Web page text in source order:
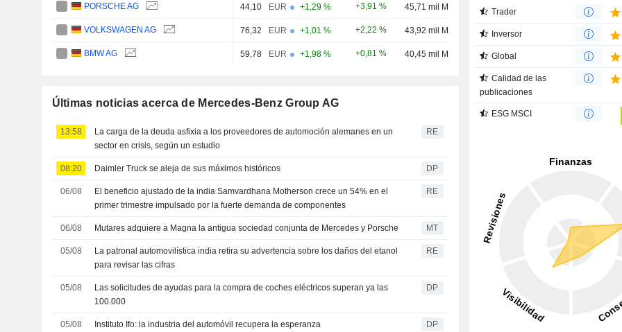
PORSCHE AG 44,10 EUR +1,29 % +3,91 % 45,71 mil M
VOLKSWAGEN AG 76,32 EUR +1,01 % +2,22 % 43,92 mil M
BMW AG 59,78 EUR +1,98 % +0,81 % 40,45 mil M
Últimas noticias acerca de Mercedes-Benz Group AG
13:58
La carga de la deuda asfixia a los proveedores de automoción alemanes en un
sector en crisis, según un estudio
RE
08:20 Daimler Truck se aleja de sus máximos históricos DP
06/08
El beneficio ajustado de la india Samvardhana Motherson crece un 54% en el
primer trimestre impulsado por la fuerte demanda de componentes
RE
06/08 Mutares adquiere a Magna la antigua sociedad conjunta de Mercedes y Porsche MT
05/08
La patronal automovilística india retira su advertencia sobre los daños del etanol
para revisar las cifras
RE
05/08
Las solicitudes de ayudas para la compra de coches eléctricos superan ya las
100.000
DP
05/08 Instituto Ifo: la industria del automóvil recupera la esperanza DP
Trader
Inversor
Global
Calidad de las
publicaciones
ESG MSCI